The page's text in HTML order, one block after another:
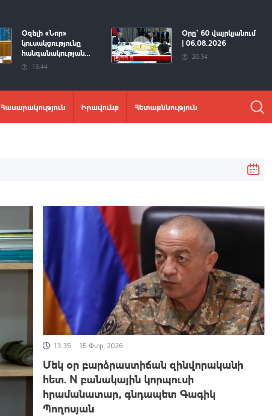
Օզելի «Նոր»
կուսակցությունը
հանգանակության...
19:44
Օրը՝ 60 վայրկյանում
| 06.08.2026
20:34
Հասարակություն Իրավունք Հետաքննություն
13:35 15 Փտր, 2026
Մեկ օր բարձրաստիճան զինվորականի
հետ. N բանակային կորպուսի
հրամանատար, գնդապետ Գագիկ
Պողոսյան